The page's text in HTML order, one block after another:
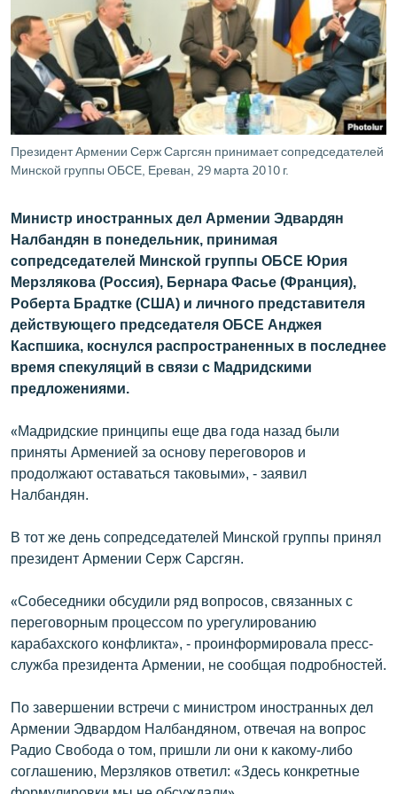
ՄԻՋԱԶԳԱՅԻՆ
ՄՇԱԿՈՒՅԹ
ՍՊՈՐՏ
ՄԵԿՆԱԲԱՆՈՒԹՅՈՒՆ
ԿՈՐՈՆԱՎԻՐՈՒՍ
ՏԵՍԱՆՅՈՒԹԵՐ
ԲԱՆԱՎԵՃ
ՁԳՏԵԼՈՎ ԼԱՎԱԳՈՒՅՆԻՆ
ՓՈԴՔԱՍԹ
Հայերեն
Русский
ՀԵՏԵՎԵՔ ՄԵԶ
«Ազատության» բոլոր կայքերը
Президент Армении Серж Саргсян принимает сопредседателей
Минской группы ОБСЕ, Ереван, 29 марта 2010 г.
Министр иностранных дел Армении Эдвардян
Налбандян в понедельник, принимая
сопредседателей Минской группы ОБСЕ Юрия
Мерзлякова (Россия), Бернара Фасье (Франция),
Роберта Брадтке (США) и личного представителя
действующего председателя ОБСЕ Анджея
Каспшика, коснулся распространенных в последнее
время спекуляций в связи с Мадридскими
предложениями.
«Мадридские принципы еще два года назад были
приняты Арменией за основу переговоров и
продолжают оставаться таковыми», - заявил
Налбандян.
В тот же день сопредседателей Минской группы принял
президент Армении Серж Сарсгян.
«Собеседники обсудили ряд вопросов, связанных с
переговорным процессом по урегулированию
карабахского конфликта», - проинформировала пресс-
служба президента Армении, не сообщая подробностей.
По завершении встречи с министром иностранных дел
Армении Эдвардом Налбандяном, отвечая на вопрос
Радио Свобода о том, пришли ли они к какому-либо
соглашению, Мерзляков ответил: «Здесь конкретные